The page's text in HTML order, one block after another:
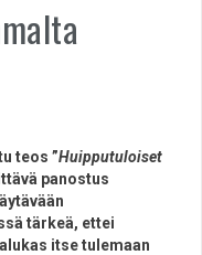
teos ”Huipputuloiset
panostus
tärkeä, ettei
itse tulemaan